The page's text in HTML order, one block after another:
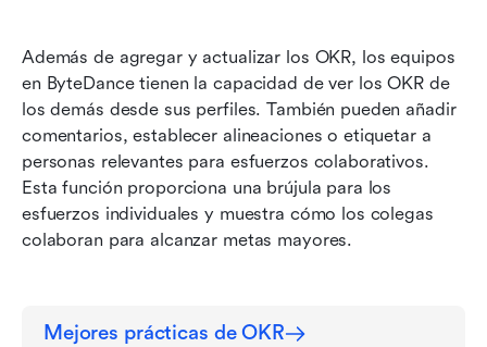
Además de agregar y actualizar los OKR, los equipos
en ByteDance tienen la capacidad de ver los OKR de
los demás desde sus perfiles. También pueden añadir
comentarios, establecer alineaciones o etiquetar a
personas relevantes para esfuerzos colaborativos.
Esta función proporciona una brújula para los
esfuerzos individuales y muestra cómo los colegas
colaboran para alcanzar metas mayores.
Mejores prácticas de OKR